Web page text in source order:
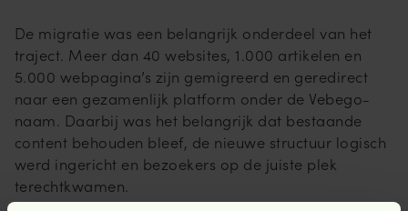
De migratie was een belangrijk onderdeel van het
traject. Meer dan 40 websites, 1.000 artikelen en
5.000 webpagina’s zijn gemigreerd en geredirect
naar een gezamenlijk platform onder de Vebego-
naam. Daarbij was het belangrijk dat bestaande
content behouden bleef, de nieuwe structuur logisch
werd ingericht en bezoekers op de juiste plek
terechtkwamen.